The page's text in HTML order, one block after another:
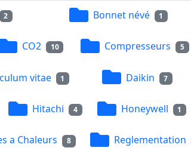
2 Bonnet névé 1
CO2 10 Compresseurs 5
vitae 1 Daikin 7
Hitachi 4 Honeywell 1
a Chaleurs 8 Reglementation